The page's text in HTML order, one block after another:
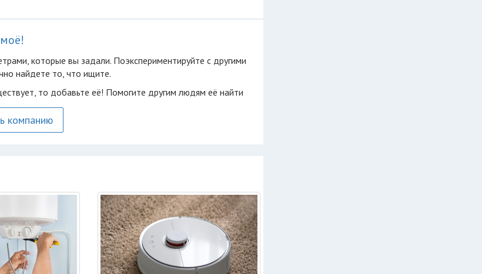
которые вы задали. Поэкспериментируйте с другими
найдете то, что ищите.
то добавьте её! Помогите другим людям её найти
компанию